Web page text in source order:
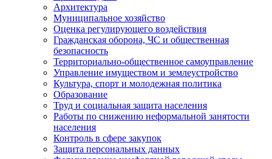
Архитектура
Муниципальное хозяйство
Оценка регулирующего воздействия
Гражданская оборона, ЧС и общественная
безопасность
Территориально-общественное самоуправление
Управление имуществом и землеустройство
Культура, спорт и молодежная политика
Образование
Труд и социальная защита населения
Работы по снижению неформальной занятости
населения
Контроль в сфере закупок
Защита персональных данных